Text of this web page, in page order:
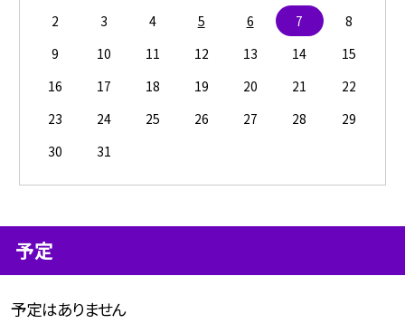
2
3 4 5 6 7
8
9
10 11 12 13 14
15
16
17 18 19 20 21
22
23
24 25 26 27 28
29
30
31
予定
予定はありません